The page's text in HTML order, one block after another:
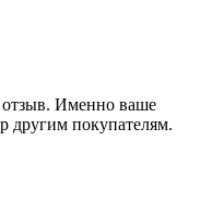
отзыв. Именно ваше
другим покупателям.